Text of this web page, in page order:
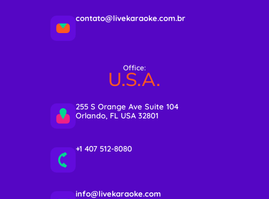
contato@livekaraoke.com.br
Office:
U.S.A.
255 S Orange Ave Suite 104
Orlando, FL USA 32801
+1 407 512-8080
info@livekaraoke.com